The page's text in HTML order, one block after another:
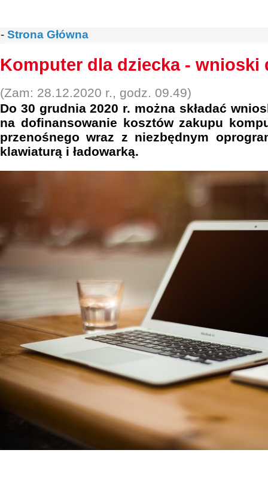
- Strona Główna
Komputer dla dziecka - wnioski
(Zam: 28.12.2020 r., godz. 09.49)
Do 30 grudnia 2020 r. można składać
na dofinansowanie kosztów zakupu
przenośnego wraz z niezbędnym
klawiaturą i ładowarką.